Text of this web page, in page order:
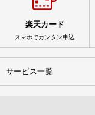
楽天カード
スマホでカンタン申込
サービス一覧